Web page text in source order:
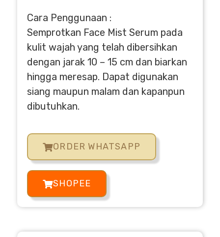
Cara Penggunaan :
Semprotkan Face Mist Serum pada
kulit wajah yang telah dibersihkan
dengan jarak 10 – 15 cm dan biarkan
hingga meresap. Dapat digunakan
siang maupun malam dan kapanpun
dibutuhkan.
ORDER WHATSAPP
SHOPEE